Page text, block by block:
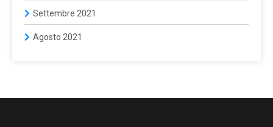
Settembre 2021
Agosto 2021